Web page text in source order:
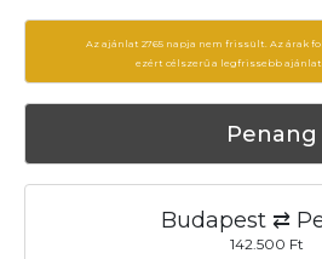
Az ajánlat 2765 napja nem frissült. Az árak
ezért célszerű a legfrissebb
Penang
Budapest ⇄
142.500 Ft